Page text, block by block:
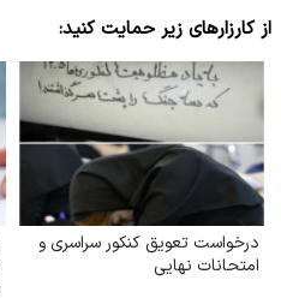
از کارزارهای زیر حمایت کنید:
درخواست تعویق کنکور سراسری و
امتحانات نهایی